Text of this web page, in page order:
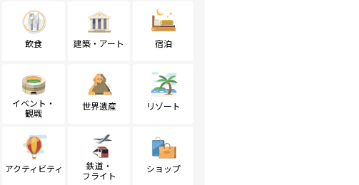
飲食 建築・アート 宿泊
イベント・
観戦
世界遺産 リゾート
アクティビティ
鉄道・
フライト
ショップ